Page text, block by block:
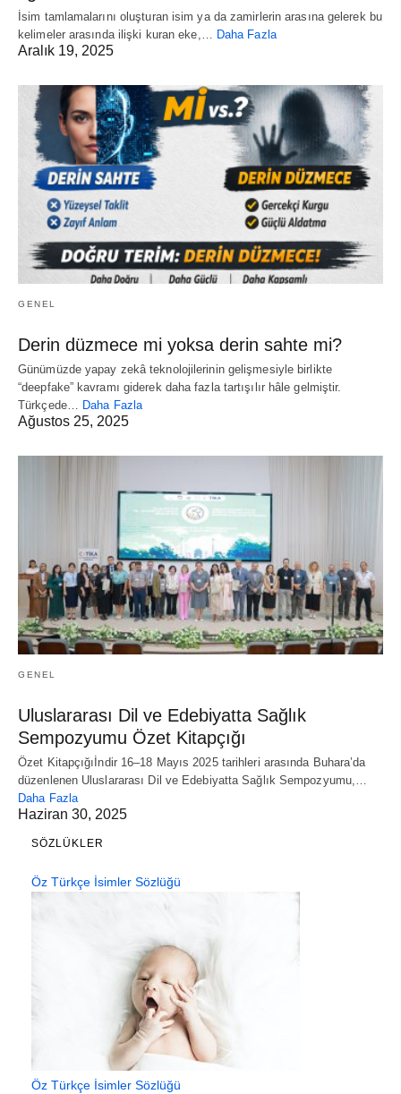
İsim tamlamalarını oluşturan isim ya da zamirlerin arasına gelerek bu
kelimeler arasında ilişki kuran eke,… Daha Fazla
Aralık 19, 2025
GENEL
Derin düzmece mi yoksa derin sahte mi?
Günümüzde yapay zekâ teknolojilerinin gelişmesiyle birlikte
“deepfake” kavramı giderek daha fazla tartışılır hâle gelmiştir.
Türkçede…
Daha Fazla
Ağustos 25, 2025
GENEL
Uluslararası Dil ve Edebiyatta Sağlık
Sempozyumu Özet Kitapçığı
Özet Kitapçığıİndir 16–18 Mayıs 2025 tarihleri arasında Buhara’da
düzenlenen Uluslararası Dil ve Edebiyatta Sağlık Sempozyumu,…
Daha Fazla
Haziran 30, 2025
SÖZLÜKLER
Öz Türkçe İsimler Sözlüğü
Öz Türkçe İsimler Sözlüğü